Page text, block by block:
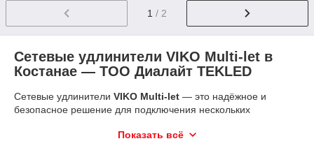
1 / 2
Сетевые удлинители VIKO Multi-let в
Костанае — ТОО Диалайт TEKLED
Сетевые удлинители VIKO Multi-let — это надёжное и
безопасное решение для подключения нескольких
современных требований к электрической безопасности и
Показать всё